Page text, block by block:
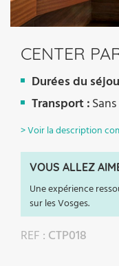
CENTER
Durées du
Transport :
> Voir la description
VOUS ALLEZ
Une expérience
sur les Vosges.
REF : CTP018